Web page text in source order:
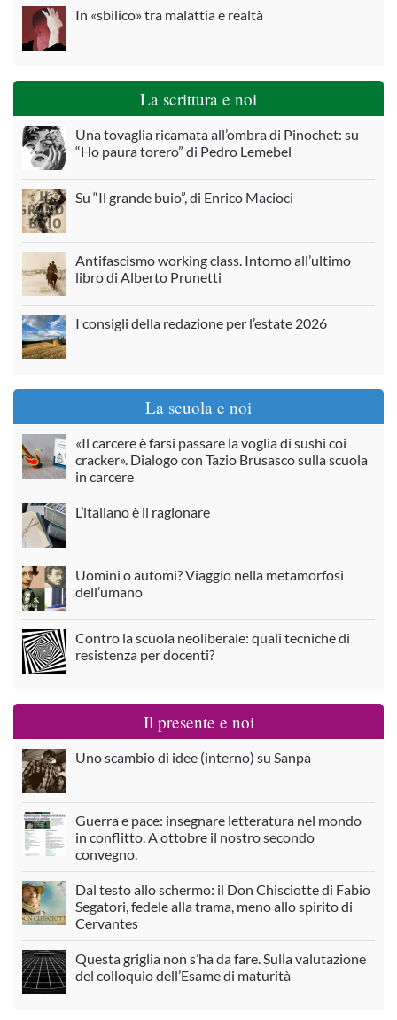
In «sbilico» tra malattia e realtà
La scrittura e noi
Una tovaglia ricamata all’ombra di Pinochet: su
“Ho paura torero” di Pedro Lemebel
Su “Il grande buio”, di Enrico Macioci
Antifascismo working class. Intorno all’ultimo
libro di Alberto Prunetti
I consigli della redazione per l’estate 2026
La scuola e noi
«Il carcere è farsi passare la voglia di sushi coi
cracker». Dialogo con Tazio Brusasco sulla scuola
in carcere
L’italiano è il ragionare
Uomini o automi? Viaggio nella metamorfosi
dell’umano
Contro la scuola neoliberale: quali tecniche di
resistenza per docenti?
Il presente e noi
Uno scambio di idee (interno) su Sanpa
Guerra e pace: insegnare letteratura nel mondo
in conflitto. A ottobre il nostro secondo
convegno.
Dal testo allo schermo: il Don Chisciotte di Fabio
Segatori, fedele alla trama, meno allo spirito di
Cervantes
Questa griglia non s’ha da fare. Sulla valutazione
del colloquio dell’Esame di maturità